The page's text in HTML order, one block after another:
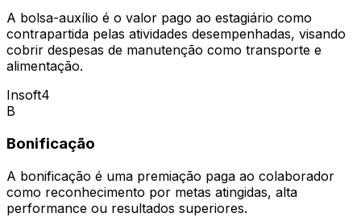
A bolsa-auxílio é o valor pago ao estagiário como
contrapartida pelas atividades desempenhadas, visando
cobrir despesas de manutenção como transporte e
alimentação.
Insoft4
B
Bonificação
A bonificação é uma premiação paga ao colaborador
como reconhecimento por metas atingidas, alta
performance ou resultados superiores.